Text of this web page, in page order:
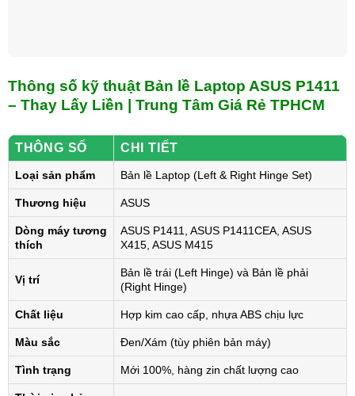
Thông số kỹ thuật Bản lề Laptop ASUS P1411
– Thay Lấy Liền | Trung Tâm Giá Rẻ TPHCM
THÔNG SỐ CHI TIẾT
Loại sản phẩm Bản lề Laptop (Left & Right Hinge Set)
Thương hiệu ASUS
Dòng máy tương
thích
ASUS P1411, ASUS P1411CEA, ASUS
X415, ASUS M415
Vị trí
Bản lề trái (Left Hinge) và Bản lề phải
(Right Hinge)
Chất liệu Hợp kim cao cấp, nhựa ABS chịu lực
Màu sắc Đen/Xám (tùy phiên bản máy)
Tình trạng Mới 100%, hàng zin chất lượng cao